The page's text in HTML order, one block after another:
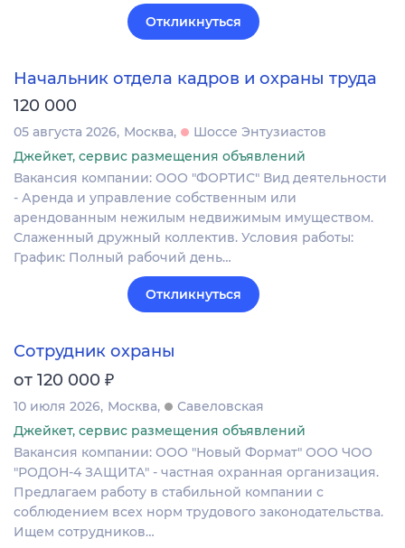
Откликнуться
Начальник отдела кадров и охраны труда
120 000
05 августа 2026 Москва
Шоссе Энтузиастов
Джейкет, сервис размещения объявлений
Вакансия компании: ООО "ФОРТИС" Вид деятельности
- Аренда и управление собственным или
арендованным нежилым недвижимым имуществом.
Слаженный дружный коллектив. Условия работы:
График: Полный рабочий день…
Откликнуться
Сотрудник охраны
от 120 000 ₽
10 июля 2026 Москва
Савеловская
Джейкет, сервис размещения объявлений
Вакансия компании: ООО "Новый Формат" ООО ЧОО
"РОДОН-4 ЗАЩИТА" - частная охранная организация.
Предлагаем работу в стабильной компании с
соблюдением всех норм трудового законодательства.
Ищем сотрудников…